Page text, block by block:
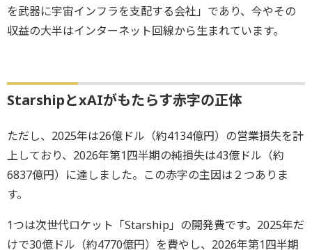
を武器に宇宙インフラを支配する会社」であり、今やその
収益の大半はインターネット回線から生まれています。
StarshipとxAIがもたらす赤字の正体
ただし、2025年は26億ドル（約4134億円）の営業損失を計
上しており、2026年第1四半期の純損失は43億ドル（約
6837億円）に達しました。この赤字の主因は２つありま
す。
1つは次世代ロケット「Starship」の開発費です。2025年だ
けで30億ドル（約4770億円）を費やし、2026年第1四半期